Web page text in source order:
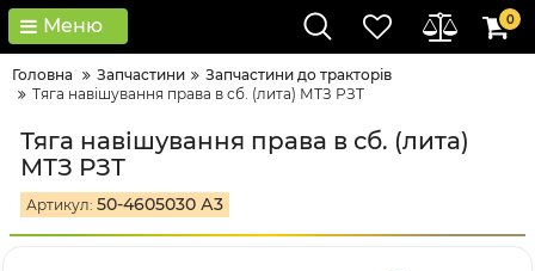
Меню 0
Головна Запчастини
Запчастини до тракторів
Тяга навішування права в сб. (лита) МТЗ РЗТ
Тяга навішування права в сб. (лита)
МТЗ РЗТ
Артикул: 50-4605030 А3